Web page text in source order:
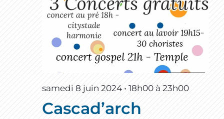
samedi 8 juin 2024 • 18h00 à 23h00
Cascad’arch